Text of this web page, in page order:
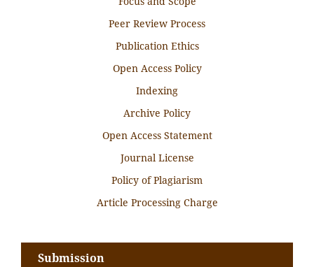
Peer Review Process
Publication Ethics
Open Access Policy
Indexing
Archive Policy
Open Access Statement
Journal License
Policy of Plagiarism
Article Processing Charge
Submission